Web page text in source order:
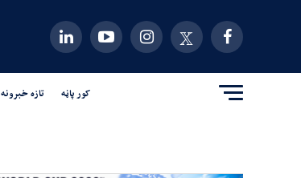
کور پاڼه تازه خبرونه